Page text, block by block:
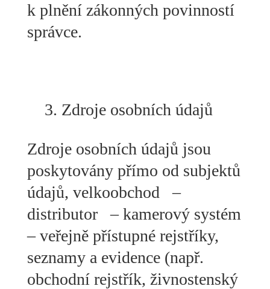
k plnění zákonných povinností
správce.
Zdroje osobních údajů
Zdroje osobních údajů jsou
poskytovány přímo od subjektů
údajů, velkoobchod –
distributor – kamerový systém
– veřejně přístupné rejstříky,
seznamy a evidence (např.
obchodní rejstřík, živnostenský